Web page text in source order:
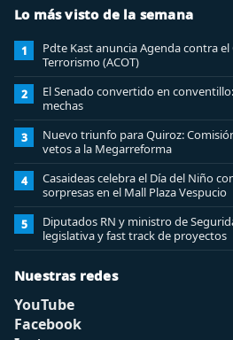
Lo más visto de la semana
1
Pdte Kast anuncia Agenda contra
Terrorismo (ACOT)
2
El Senado convertido en
mechas
3
Nuevo triunfo para Quiroz:
vetos a la Megarreforma
4
Casaideas celebra el Día del Niño
sorpresas en el Mall Plaza Vespucio
5
Diputados RN y ministro de
legislativa y fast track de proyectos
Nuestras redes
YouTube
Facebook